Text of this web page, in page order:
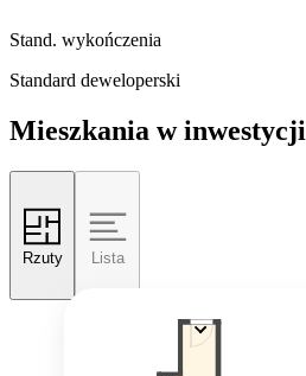
Stand. wykończenia
Standard deweloperski
Mieszkania w inwestycji
Rzuty Lista